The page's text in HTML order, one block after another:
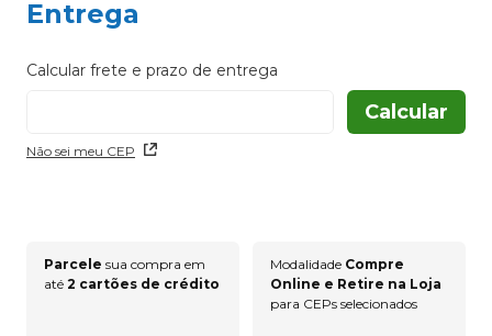
Entrega
Não sei meu CEP
Parcele sua compra em
até 2 cartões de crédito
Modalidade Compre
Online e Retire na Loja
para CEPs selecionados